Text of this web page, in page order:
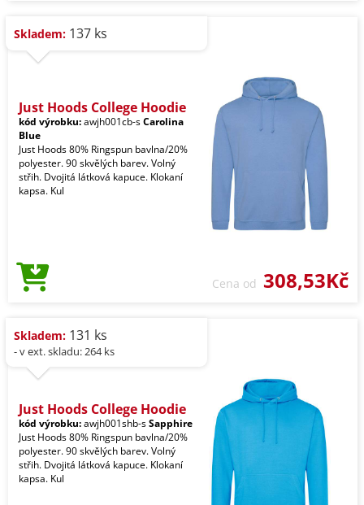
Skladem: 137 ks
Just Hoods College Hoodie
kód výrobku:awjh001cb-sCarolina
Blue
Just Hoods 80% Ringspun bavlna/20%
polyester. 90 skvělých barev. Volný
střih. Dvojitá látková kapuce. Klokaní
kapsa. Kul
Cena od 308,53Kč
Skladem: 131 ks
- v ext. skladu: 264 ks
Just Hoods College Hoodie
kód výrobku:awjh001shb-sSapphire
Just Hoods 80% Ringspun bavlna/20%
polyester. 90 skvělých barev. Volný
střih. Dvojitá látková kapuce. Klokaní
kapsa. Kul